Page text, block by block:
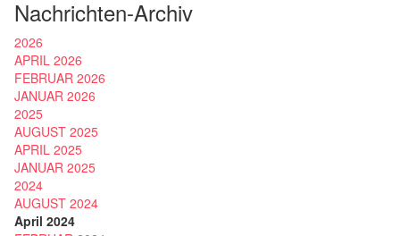
Nachrichten-Archiv
2026
APRIL 2026
FEBRUAR 2026
JANUAR 2026
2025
AUGUST 2025
APRIL 2025
JANUAR 2025
2024
AUGUST 2024
April 2024